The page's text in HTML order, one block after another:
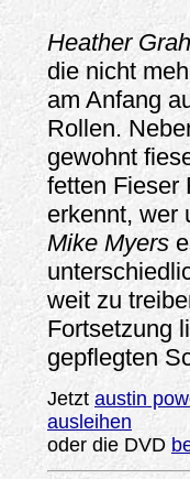
Heather
die nicht
am Anfang
Rollen.
gewohnt
fetten Fieser
erkennt, wer
Mike Myers
weit zu
Fortsetzung
gepflegten
Jetzt austin
ausleihen
oder die DVD